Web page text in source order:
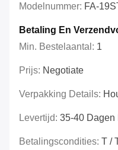
Modelnummer: FA-
Betaling En
Min. Bestelaantal: 1
Prijs: Negotiate
Verpakking Details:
Levertijd: 35-40 Dagen
Betalingscondities: T /